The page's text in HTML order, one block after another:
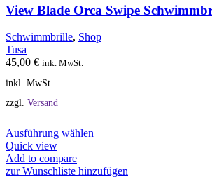
auf.
Die
Optionen
können
View Blade Orca Swipe
Schwimmbrille, Shop
Tusa
45,00 € ink. MwSt.
inkl. MwSt.
zzgl. Versand
Ausführung wählen
mehrere
Quick view
Add to compare
zur Wunschliste hinzufügen